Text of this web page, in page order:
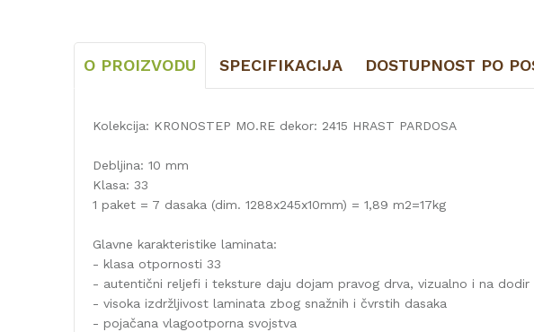
O PROIZVODU SPECIFIKACIJA DOSTUPNOST PO
Kolekcija: KRONOSTEP MO.RE dekor: 2415 HRAST PARDOSA
Debljina: 10 mm
Klasa: 33
1 paket = 7 dasaka (dim. 1288x245x10mm) = 1,89 m2=17kg
Glavne karakteristike laminata:
- klasa otpornosti 33
- autentični reljefi i teksture daju dojam pravog drva, vizualno i na dodir
- visoka izdržljivost laminata zbog snažnih i čvrstih dasaka
- pojačana vlagootporna svojstva